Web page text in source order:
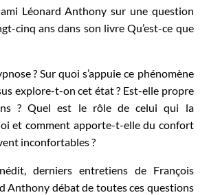
Léonard Anthony sur une question
cinq ans dans son livre Qu’est-ce que
? Sur quoi s’appuie ce phénomène
explore-t-on cet état ? Est-elle propre
? Quel est le rôle de celui qui la
et comment apporte-t-elle du confort
inconfortables ?
derniers entretiens de François
Anthony débat de toutes ces questions